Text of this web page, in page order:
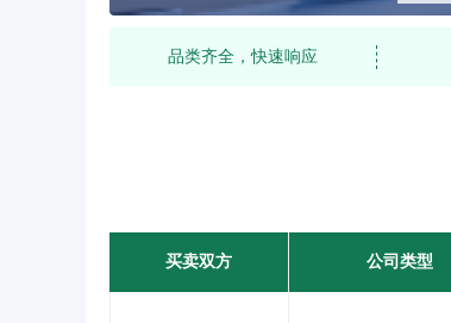
品类齐全，快速响应
买卖双方 公司类型